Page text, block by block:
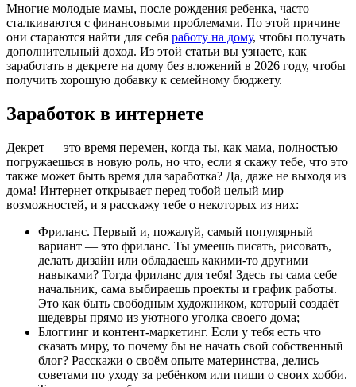
Многие молодые мамы, после рождения ребенка, часто
сталкиваются с финансовыми проблемами. По этой причине
они стараются найти для себя работу на дому, чтобы получать
дополнительный доход. Из этой статьи вы узнаете, как
заработать в декрете на дому без вложений в 2026 году, чтобы
получить хорошую добавку к семейному бюджету.
Заработок в интернете
Декрет — это время перемен, когда ты, как мама, полностью
погружаешься в новую роль, но что, если я скажу тебе, что это
также может быть время для заработка? Да, даже не выходя из
дома! Интернет открывает перед тобой целый мир
возможностей, и я расскажу тебе о некоторых из них:
Фриланс. Первый и, пожалуй, самый популярный
вариант — это фриланс. Ты умеешь писать, рисовать,
делать дизайн или обладаешь какими-то другими
навыками? Тогда фриланс для тебя! Здесь ты сама себе
начальник, сама выбираешь проекты и график работы.
Это как быть свободным художником, который создаёт
шедевры прямо из уютного уголка своего дома;
Блоггинг и контент-маркетинг. Если у тебя есть что
сказать миру, то почему бы не начать свой собственный
блог? Расскажи о своём опыте материнства, делись
советами по уходу за ребёнком или пиши о своих хобби.